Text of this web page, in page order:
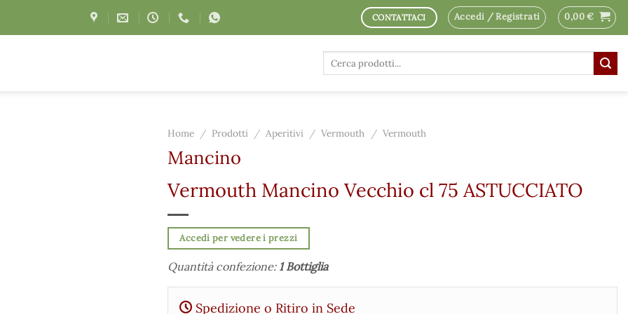
CONTATTACI Accedi / Registrati 0,00€
Cerca:
Home / Prodotti / Aperitivi / Vermouth / Vermouth
Mancino
Vermouth Mancino Vecchio cl 75 ASTUCCIATO
Accedi per vedere i prezzi
Quantità confezione: 1 Bottiglia
Spedizione o Ritiro in Sede